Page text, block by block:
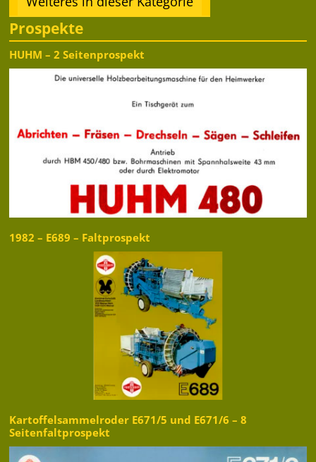
Prospekte
HUHM – 2 Seitenprospekt
1982 – E689 – Faltprospekt
Kartoffelsammelroder E671/5 und E671/6 – 8
Seitenfaltprospekt